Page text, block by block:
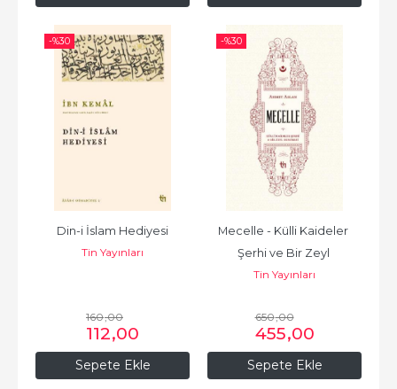
-%30
Sepete Ekle
Din-i İslam Hediyesi
Tin Yayınları
160,00
112,00
-%30
Sepete Ekle
Mecelle - Külli Kaideler
Şerhi ve Bir Zeyl
Denemesi
Tin Yayınları
650,00
455,00